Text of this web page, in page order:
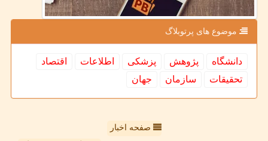
موضوع های پرتوبلاگ
دانشگاه پژوهش پزشكی اطلاعات
اقتصاد
تحقیقات
سازمان جهان
صفحه اخبار